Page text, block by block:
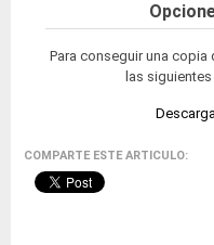
Para conseguir una
las
COMPARTE ESTE ARTICULO: